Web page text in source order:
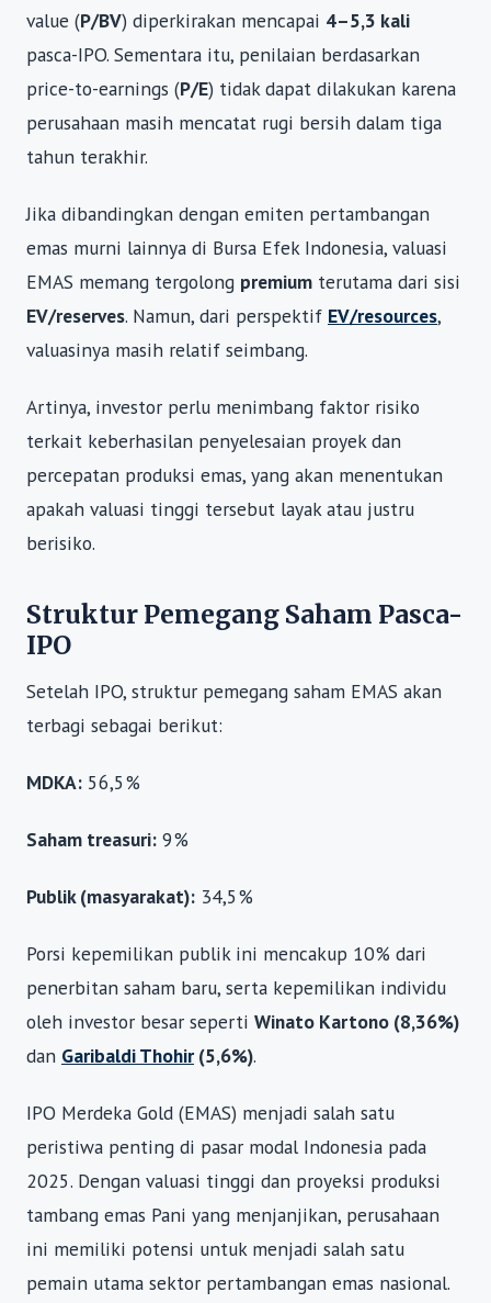
value (P/BV) diperkirakan mencapai 4–5,3 kali
pasca-IPO. Sementara itu, penilaian berdasarkan
price-to-earnings (P/E) tidak dapat dilakukan karena
perusahaan masih mencatat rugi bersih dalam tiga
tahun terakhir.
Jika dibandingkan dengan emiten pertambangan
emas murni lainnya di Bursa Efek Indonesia, valuasi
EMAS memang tergolong premium terutama dari sisi
EV/reserves. Namun, dari perspektif EV/resources,
valuasinya masih relatif seimbang.
Artinya, investor perlu menimbang faktor risiko
terkait keberhasilan penyelesaian proyek dan
percepatan produksi emas, yang akan menentukan
apakah valuasi tinggi tersebut layak atau justru
berisiko.
Struktur Pemegang Saham Pasca-
IPO
Setelah IPO, struktur pemegang saham EMAS akan
terbagi sebagai berikut:
MDKA: 56,5%
Saham treasuri: 9%
Publik (masyarakat): 34,5%
Porsi kepemilikan publik ini mencakup 10% dari
penerbitan saham baru, serta kepemilikan individu
oleh investor besar seperti Winato Kartono (8,36%)
dan Garibaldi Thohir(5,6%).
IPO Merdeka Gold (EMAS) menjadi salah satu
peristiwa penting di pasar modal Indonesia pada
2025. Dengan valuasi tinggi dan proyeksi produksi
tambang emas Pani yang menjanjikan, perusahaan
ini memiliki potensi untuk menjadi salah satu
pemain utama sektor pertambangan emas nasional.